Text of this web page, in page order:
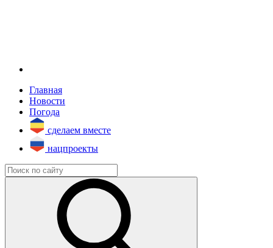
Главная
Новости
Погода
сделаем вместе
нацпроекты